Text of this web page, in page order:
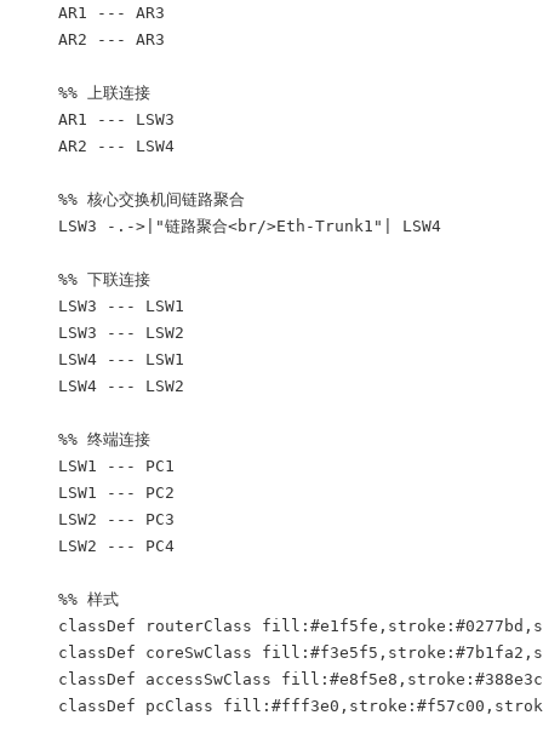
    AR1 --- AR3
    AR2 --- AR3
    %% 上联连接
    AR1 --- LSW3
    AR2 --- LSW4
    %% 核心交换机间链路聚合
    LSW3 -.->|"链路聚合<br/>Eth-Trunk1"| LSW4
    %% 下联连接
    LSW3 --- LSW1
    LSW3 --- LSW2
    LSW4 --- LSW1
    LSW4 --- LSW2
    %% 终端连接
    LSW1 --- PC1
    LSW1 --- PC2
    LSW2 --- PC3
    LSW2 --- PC4
    %% 样式
classDef routerClass
classDef coreSwClass
classDef accessSwClass
classDef pcClass